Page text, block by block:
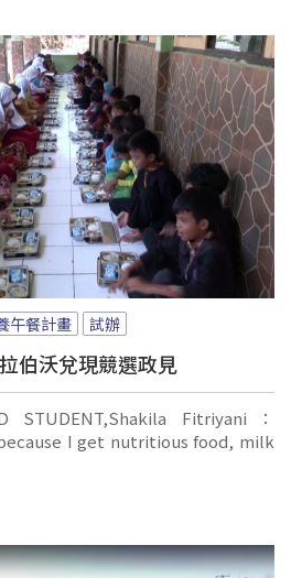
午餐計畫 試辦
伯沃兌現競選政見
STUDENT,Shakila Fitriyani：
because I get nutritious food, milk